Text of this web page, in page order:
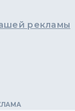
рекламы